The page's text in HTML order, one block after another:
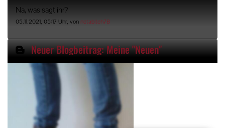
Na, was sagt ihr?
05.11.2021, 05:17 Uhr, von notabitch78
Neuer Blogbeitrag: Meine "Neuen"